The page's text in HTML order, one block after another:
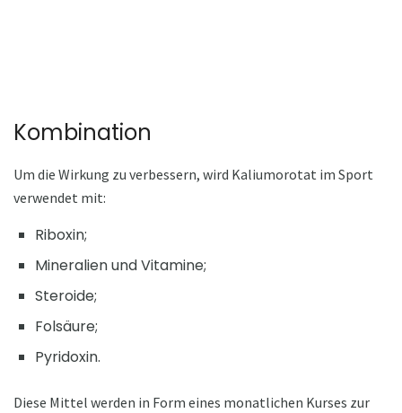
Kombination
Um die Wirkung zu verbessern, wird Kaliumorotat im Sport
verwendet mit:
Riboxin;
Mineralien und Vitamine;
Steroide;
Folsäure;
Pyridoxin.
Diese Mittel werden in Form eines monatlichen Kurses zur